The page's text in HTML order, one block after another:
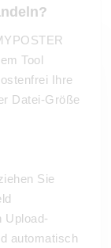
Tool
Ihre
Datei-Größe
Sie
Upload-
automatisch